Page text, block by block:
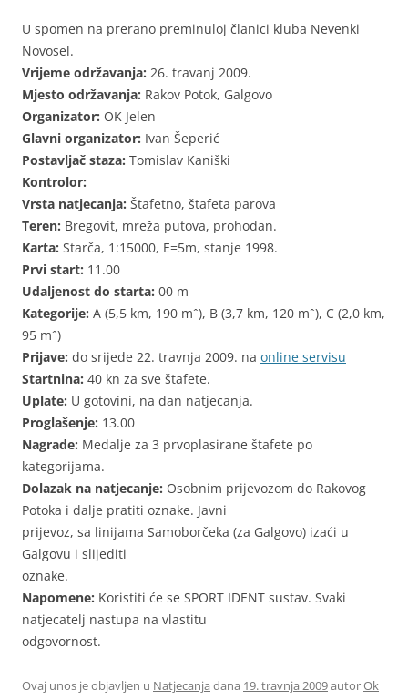
U spomen na prerano preminuloj članici kluba Nevenki
Novosel.
Vrijeme održavanja: 26. travanj 2009.
Mjesto održavanja: Rakov Potok, Galgovo
Organizator: OK Jelen
Glavni organizator: Ivan Šeperić
Postavljač staza: Tomislav Kaniški
Kontrolor:
Vrsta natjecanja: Štafetno, štafeta parova
Teren: Bregovit, mreža putova, prohodan.
Karta: Starča, 1:15000, E=5m, stanje 1998.
Prvi start: 11.00
Udaljenost do starta: 00 m
Kategorije: A (5,5 km, 190 mˆ), B (3,7 km, 120 mˆ), C (2,0 km,
95 mˆ)
Prijave: do srijede 22. travnja 2009. na online servisu
Startnina: 40 kn za sve štafete.
Uplate: U gotovini, na dan natjecanja.
Proglašenje: 13.00
Nagrade: Medalje za 3 prvoplasirane štafete po
kategorijama.
Dolazak na natjecanje: Osobnim prijevozom do Rakovog
Potoka i dalje pratiti oznake. Javni
prijevoz, sa linijama Samoborčeka (za Galgovo) izaći u
Galgovu i slijediti
oznake.
Napomene: Koristiti će se SPORT IDENT sustav. Svaki
natjecatelj nastupa na vlastitu
odgovornost.
Ovaj unos je objavljen u Natjecanja dana 19. travnja 2009autorOk